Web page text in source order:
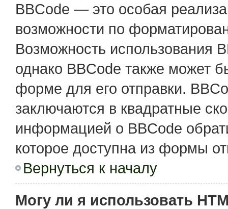
BBCode — это особая
возможности по
Возможность использования
однако BBCode также может
форме для его отправки.
заключаются в квадратные
информацией о BBCode
которое доступна из формы
Вернуться к началу
Могу ли я использовать